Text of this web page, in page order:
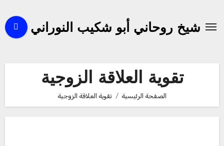
المحتوىشيخ روحاني أبو شكيب النوراني
تقوية العلاقة الزوجية
الصفحة الرئيسية تقوية العلاقة الزوجية